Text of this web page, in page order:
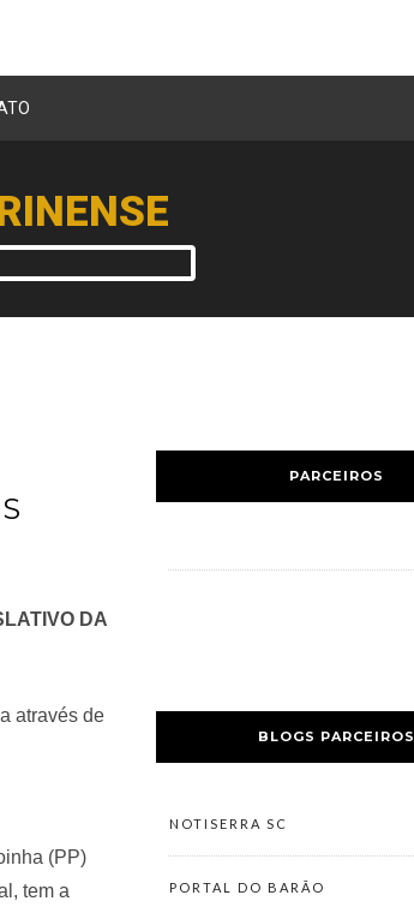
DA
através de
(PP)
tem a
PARCEIROS
BLOGS PARCEIROS
NOTISERRA SC
PORTAL DO BARÃO